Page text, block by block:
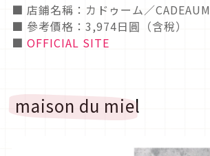
■ 店鋪名稱：カドゥーム／CADEAUM
■ 參考價格：3,974日圓（含稅）
■ OFFICIAL SITE
maison du miel